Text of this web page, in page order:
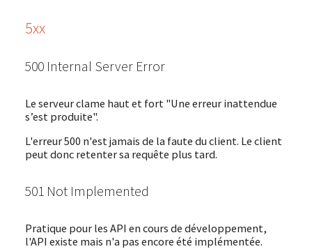
5xx
500 Internal Server Error
Le serveur clame haut et fort "Une erreur inattendue
s’est produite".
L'erreur 500 n'est jamais de la faute du client. Le client
peut donc retenter sa requête plus tard.
501 Not Implemented
Pratique pour les API en cours de développement,
l'API existe mais n'a pas encore été implémentée.